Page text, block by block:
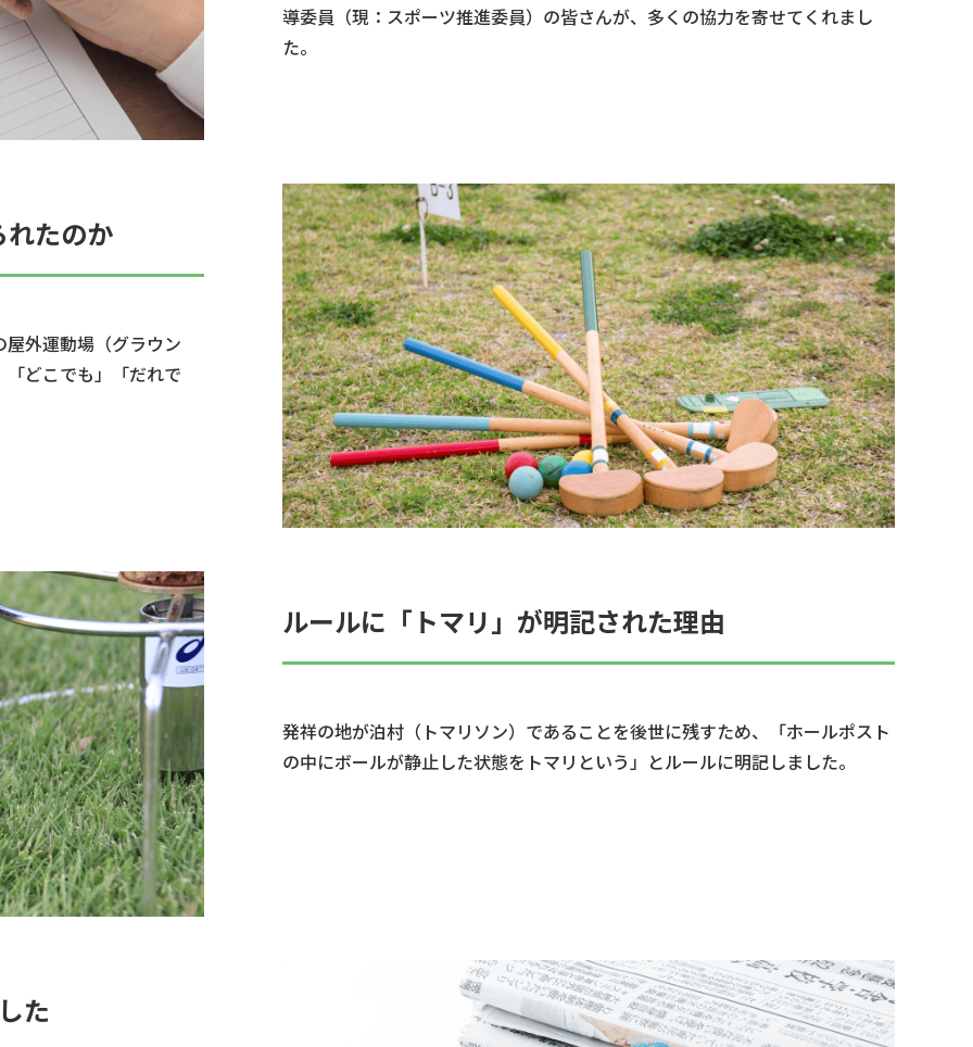
導委員（現：スポーツ推進委員）の皆さんが、多くの協力を寄せてくれまし
た。
たのか
外運動場（グラウン
どこでも」「だれで
ルールに「トマリ」が明記された理由
発祥の地が泊村（トマリソン）であることを後世に残すため、「ホールポスト
の中にボールが静止した状態をトマリという」とルールに明記しました。
た